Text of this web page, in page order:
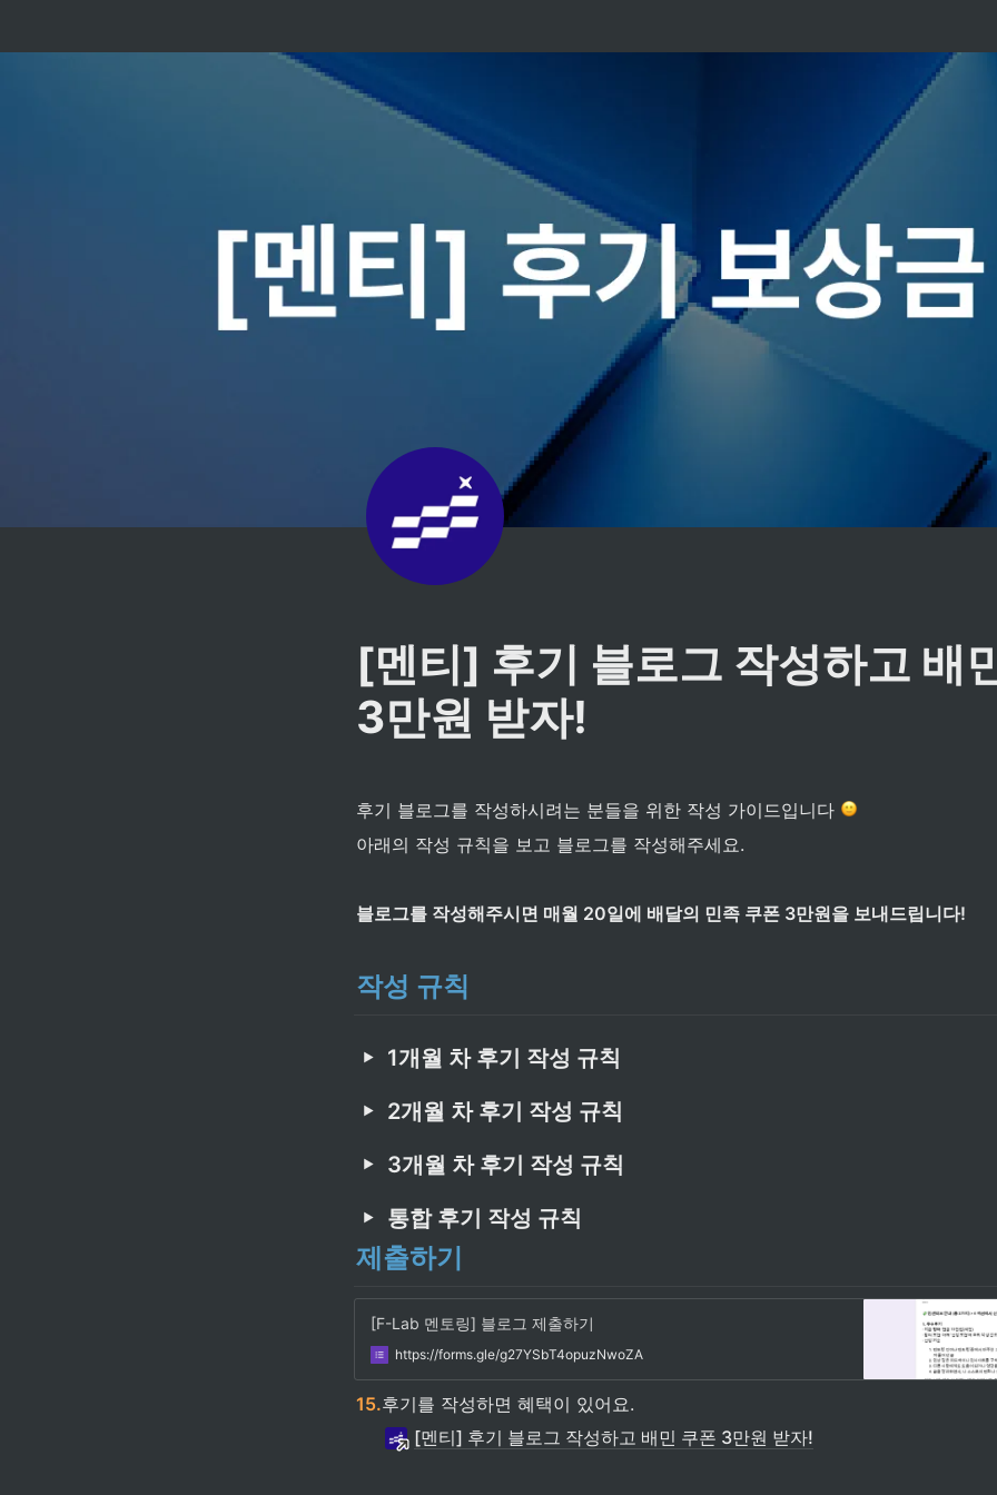
[멘티] 후기 블로그 작성하고 배
3만원 받자!
후기 블로그를 작성하시려는 분들을 위한 작성 가이드입니다
아래의 작성 규칙을 보고 블로그를 작성해주세요.
블로그를 작성해주시면 매월 20일에 배달의 민족 쿠폰 3만원을 보내드립니다!
작성 규칙
1개월 차 후기 작성 규칙
2개월 차 후기 작성 규칙
3개월 차 후기 작성 규칙
통합 후기 작성 규칙
제출하기
[F-Lab 멘토링] 블로그 제출하기
https://forms.gle/g27YSbT4opuzNwoZA
15.후기를 작성하면 혜택이 있어요.
[멘티] 후기 블로그 작성하고 배민 쿠폰 3만원 받자!